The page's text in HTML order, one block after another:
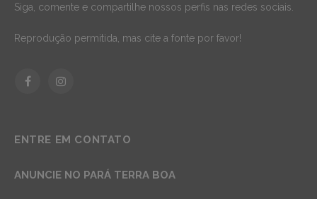
Siga, comente e compartilhe nossos perfis nas redes sociais.
Reprodução permitida, mas cite a fonte por favor!
FacebookInstagram
ENTRE EM CONTATO
ANUNCIE NO PARÁ TERRA BOA